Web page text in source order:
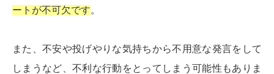
ートが不可欠です。
また、不安や投げやりな気持ちから不用意な発言をして
しまうなど、不利な行動をとってしまう可能性もありま